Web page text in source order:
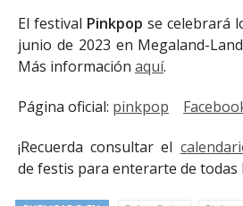
El festival Pinkpop se celebrará
junio de 2023 en Megaland-
Más información aquí.
Página oficial: pinkpop
¡Recuerda consultar el
de festis para enterarte de todas